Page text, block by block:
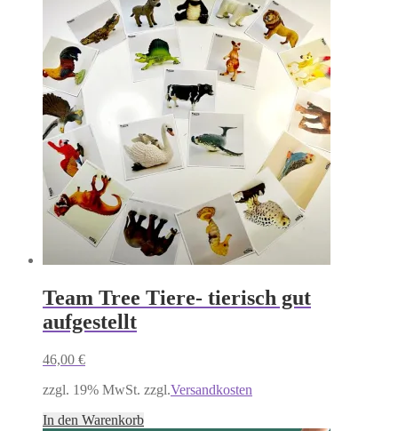
Team Tree Tiere- tierisch gut
aufgestellt
46,00 €
zzgl. 19% MwSt. zzgl.Versandkosten
In den Warenkorb